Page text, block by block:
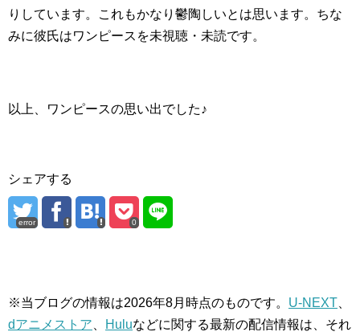
りしています。これもかなり鬱陶しいとは思います。ちな
みに彼氏はワンピースを未視聴・未読です。
以上、ワンピースの思い出でした♪
シェアする
error 0
※当ブログの情報は2026年8月時点のものです。 U-NEXT
dアニメストア
Huluなどに関する最新の配信情報は、それ